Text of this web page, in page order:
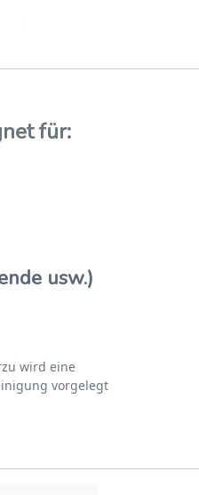
für:
usw.)
wird eine
vorgelegt